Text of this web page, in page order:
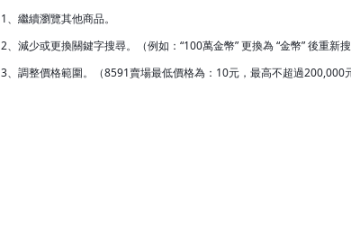
1、繼續瀏覽其他商品。
2、減少或更換關鍵字搜尋。（例如：“100萬金幣” 更換為 “金幣” 後重新搜
3、調整價格範圍。（8591賣場最低價格為：10元，最高不超過200,000